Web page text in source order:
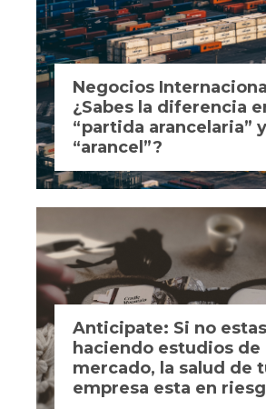
Negocios
¿Sabes la diferencia
“partida arancelaria” y
“arancel”?
Anticipate: Si no estas
haciendo estudios de
mercado, la salud de
empresa esta en